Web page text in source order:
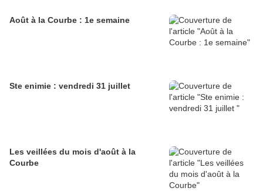
Août à la Courbe : 1e semaine
Ste enimie : vendredi 31 juillet
Les veillées du mois d'août à la
Courbe